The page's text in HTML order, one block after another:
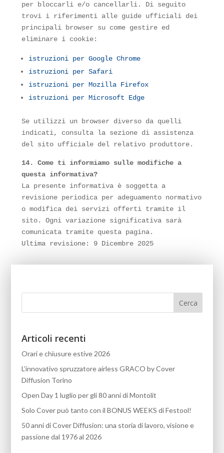
per bloccarli e/o cancellarli. Di seguito
trovi i riferimenti alle guide ufficiali dei
principali browser su come gestire ed
eliminare i cookie:
istruzioni per Google Chrome
istruzioni per Safari
istruzioni per Mozilla Firefox
istruzioni per Microsoft Edge
Se utilizzi un browser diverso da quelli
indicati, consulta la sezione di assistenza
del sito ufficiale del relativo produttore.
14. Come ti informiamo sulle modifiche a
questa informativa?
La presente informativa è soggetta a
revisione periodica per adeguamento normativo
o modifica dei servizi offerti tramite il
sito. Ogni variazione significativa sarà
comunicata tramite questa pagina.
Ultima revisione: 9 Dicembre 2025
Articoli recenti
Orari e chiusure estive 2026
L’innovativo spruzzatore airless GRACO by Cover
Diffusion Torino
Open Day 1 luglio per gli 80 anni di Montolit
Solo Cover può tanto con il BONUS WEEKS di Festool!
50 anni di Cover Diffusion: una storia di lavoro, visione e
passione dal 1976 al 2026